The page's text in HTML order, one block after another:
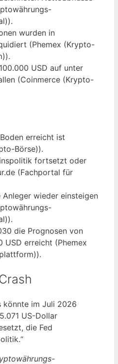
wurden in
(Phemex (Krypto-
USD auf unter
(Coinmerce (Krypto-
erreicht ist
Börse)).
fortsetzt oder
(Fachportal für
wieder einsteigen
die Prognosen von
USD erreicht (Phemex
könnte im Juli 2026
US-Dollar
die Fed